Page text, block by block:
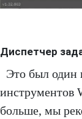
Диспетчер
Это был один
инструментов
больше, мы